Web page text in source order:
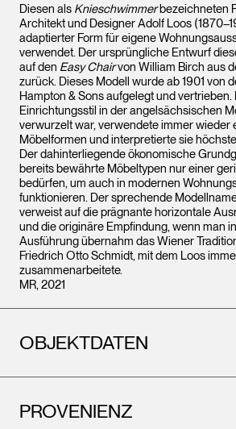
Diesen als Knieschwimmerbezeichneten
Architekt und Designer Adolf Loos
adaptierter Form für eigene
verwendet. Der ursprüngliche Entwurf
auf den Easy Chairvon William Birch aus
zurück. Dieses Modell wurde ab 1901 von
Hampton & Sons aufgelegt und vertrieben.
Einrichtungsstil in der angelsächsischen
verwurzelt war, verwendete immer wieder
Möbelformen und interpretierte sie
Der dahinterliegende ökonomische
bereits bewährte Möbeltypen nur einer
bedürfen, um auch in modernen
funktionieren. Der sprechende
verweist auf die prägnante horizontale
und die originäre Empfindung, wenn man
Ausführung übernahm das Wiener
Friedrich Otto Schmidt, mit dem Loos
zusammenarbeitete.
MR, 2021
OBJEKTDATEN
PROVENIENZ